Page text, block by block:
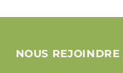
NOUS REJOINDRE